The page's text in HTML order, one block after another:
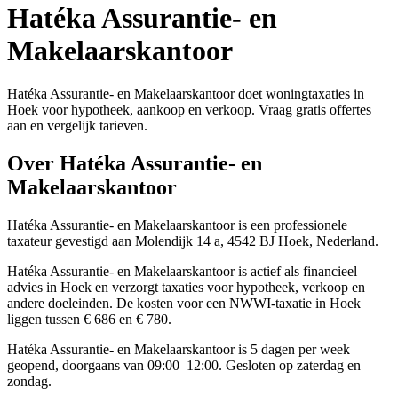
Hatéka Assurantie- en
Makelaarskantoor
Hatéka Assurantie- en Makelaarskantoor doet woningtaxaties in
Hoek voor hypotheek, aankoop en verkoop. Vraag gratis offertes
aan en vergelijk tarieven.
Over Hatéka Assurantie- en
Makelaarskantoor
Hatéka Assurantie- en Makelaarskantoor is een professionele
taxateur gevestigd aan Molendijk 14 a, 4542 BJ Hoek, Nederland.
Hatéka Assurantie- en Makelaarskantoor is actief als financieel
advies in Hoek en verzorgt taxaties voor hypotheek, verkoop en
andere doeleinden. De kosten voor een NWWI-taxatie in Hoek
liggen tussen € 686 en € 780.
Hatéka Assurantie- en Makelaarskantoor is 5 dagen per week
geopend, doorgaans van 09:00–12:00. Gesloten op zaterdag en
zondag.